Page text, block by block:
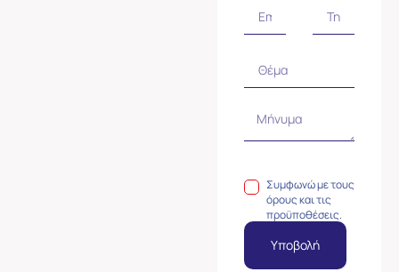
Συμφωνώ με τους
όρους και τις
προϋποθέσεις.
Υποβολή